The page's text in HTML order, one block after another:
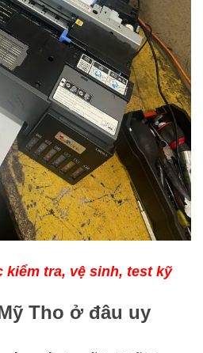
kiểm tra, vệ sinh, test kỹ
Tho ở đâu uy